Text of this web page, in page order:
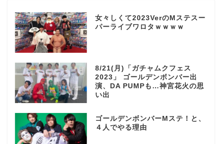
女々しくて2023VerのMステスー
パーライブワロタｗｗｗｗ
8/21(月)「ガチャムクフェス
2023」 ゴールデンボンバー出
演、DA PUMPも…神宮花火の思
い出
ゴールデンボンバーMステ！と、
４人でやる理由